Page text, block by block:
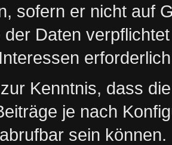
sofern er nicht auf
der Daten
Kenntnis, dass
je nach
sein können.